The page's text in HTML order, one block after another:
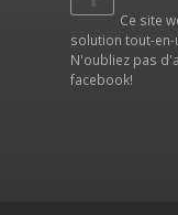
Ce site
solution tout-
N'oubliez pas
facebook!